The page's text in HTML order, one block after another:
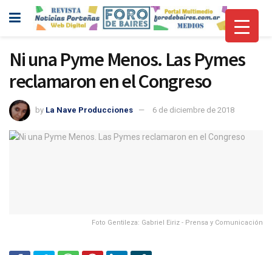
Ni una Pyme Menos. Las Pymes
reclamaron en el Congreso
by La Nave Producciones 6 de diciembre de 2018
Foto Gentileza: Gabriel Eiriz - Prensa y Comunicación